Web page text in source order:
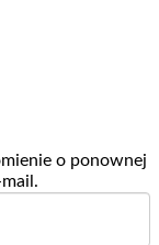
o ponownej